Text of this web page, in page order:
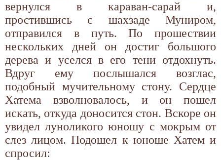
вернулся в караван-сарай и,
простившись с шахзаде Муниром,
отправился в путь. По прошествии
нескольких дней он достиг большого
дерева и уселся в его тени отдохнуть.
Вдруг ему послышался возглас,
подобный мучительному стону. Сердце
Хатема взволновалось, и он пошел
искать, откуда доносится стон. Вскоре он
увидел луноликого юношу с мокрым от
слез лицом. Подошел к юноше Хатем и
спросил: